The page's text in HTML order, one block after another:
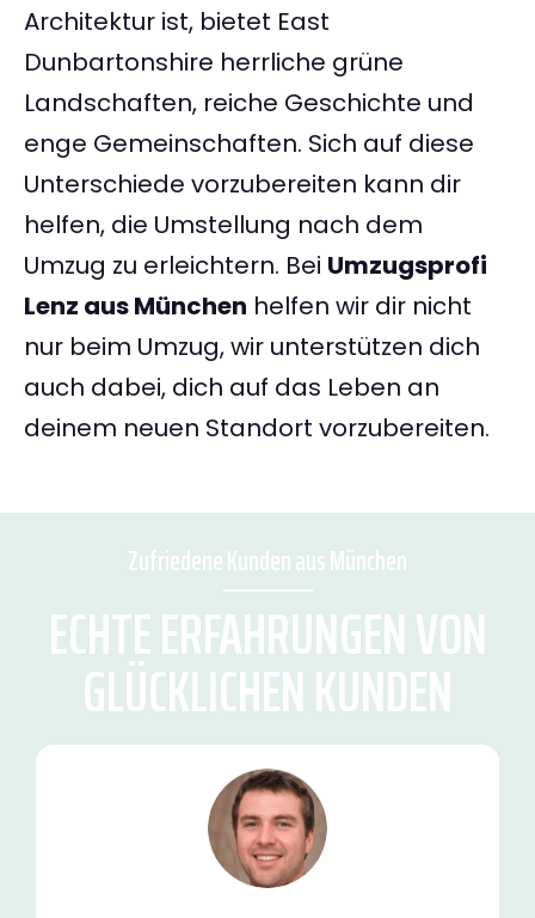
Architektur ist, bietet East
Dunbartonshire herrliche grüne
Landschaften, reiche Geschichte und
enge Gemeinschaften. Sich auf diese
Unterschiede vorzubereiten kann dir
helfen, die Umstellung nach dem
Umzug zu erleichtern. Bei Umzugsprofi
Lenz aus München helfen wir dir nicht
nur beim Umzug, wir unterstützen dich
auch dabei, dich auf das Leben an
deinem neuen Standort vorzubereiten.
Zufriedene Kunden aus München
ECHTE ERFAHRUNGEN VON
GLÜCKLICHEN KUNDEN